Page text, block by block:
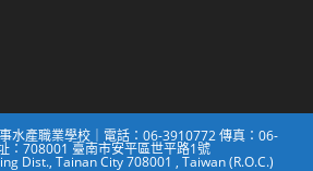
水產職業學校｜電話：06-3910772 傳真：06-
：708001 臺南市安平區世平路1號
Dist., Tainan City 708001 , Taiwan (R.O.C.)